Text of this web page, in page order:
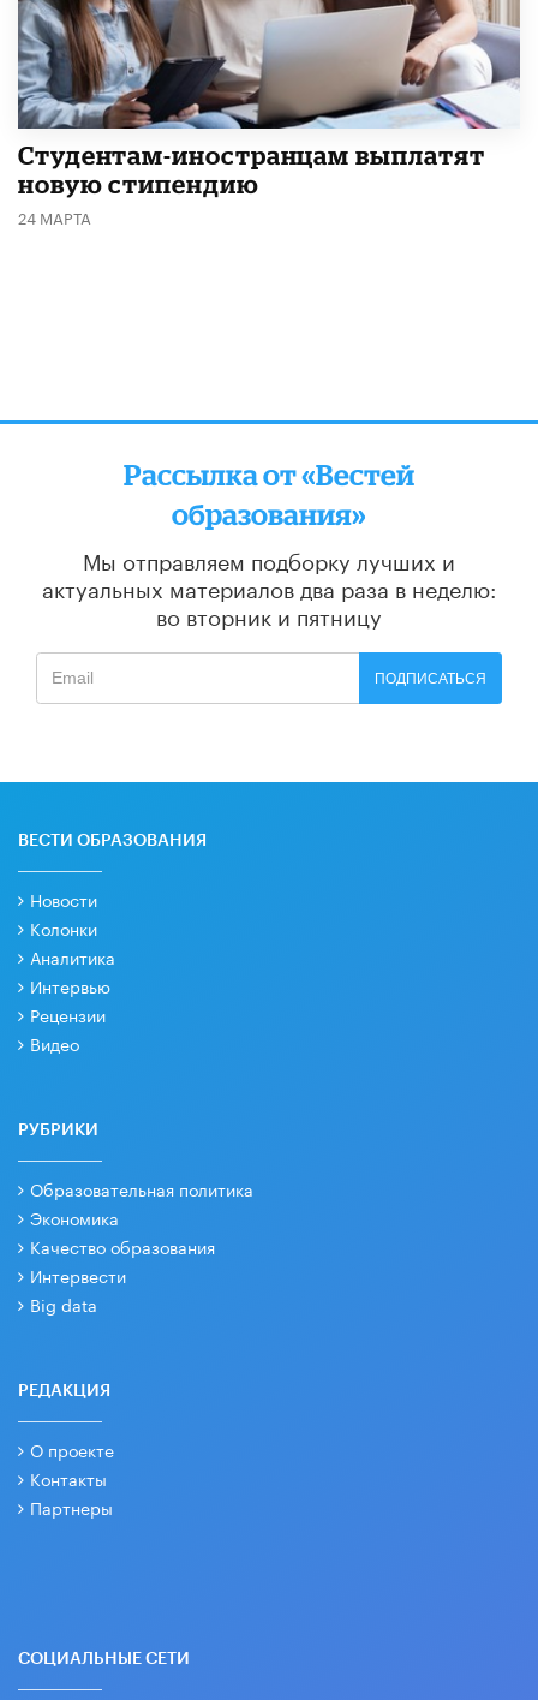
Студентам-иностранцам выплатят
новую стипендию
24 МАРТА
Рассылка от «Вестей
образования»
Мы отправляем подборку лучших и
актуальных материалов два раза в неделю:
во вторник и пятницу
ПОДПИСАТЬСЯ
ВЕСТИ ОБРАЗОВАНИЯ
Новости
Колонки
Аналитика
Интервью
Рецензии
Видео
РУБРИКИ
Образовательная политика
Экономика
Качество образования
Интервести
Big data
РЕДАКЦИЯ
О проекте
Контакты
Партнеры
СОЦИАЛЬНЫЕ СЕТИ